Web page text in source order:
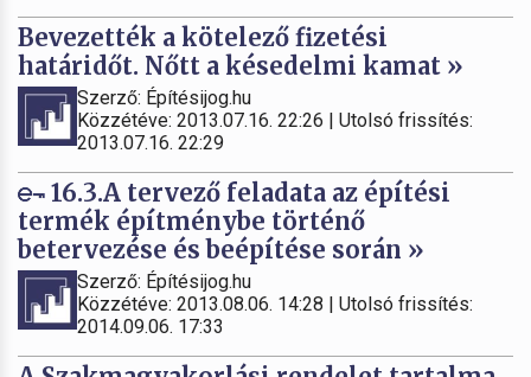
Bevezették a kötelező fizetési
határidőt. Nőtt a késedelmi kamat »
Szerző: Építésijog.hu
Közzétéve: 2013.07.16. 22:26 | Utolsó frissítés:
2013.07.16. 22:29
16.3.A tervező feladata az építési
termék építménybe történő
betervezése és beépítése során »
Szerző: Építésijog.hu
Közzétéve: 2013.08.06. 14:28 | Utolsó frissítés:
2014.09.06. 17:33